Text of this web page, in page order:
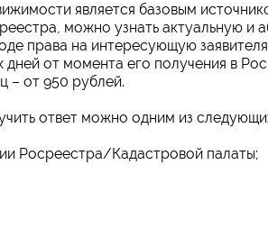
является базовым
реестра, можно узнать актуальную
права на интересующую
дней от момента его получения в
– от 950 рублей.
ответ можно одним из
Росреестра/Кадастровой палаты;